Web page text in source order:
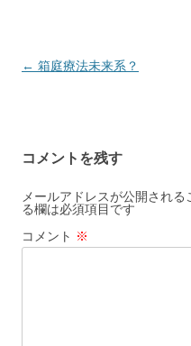
投
ゲ
ー
シ
ョ
← 箱庭療法未来系？
コメントを残す
メールアドレスが公開される
る欄は必須項目です
コメント ※